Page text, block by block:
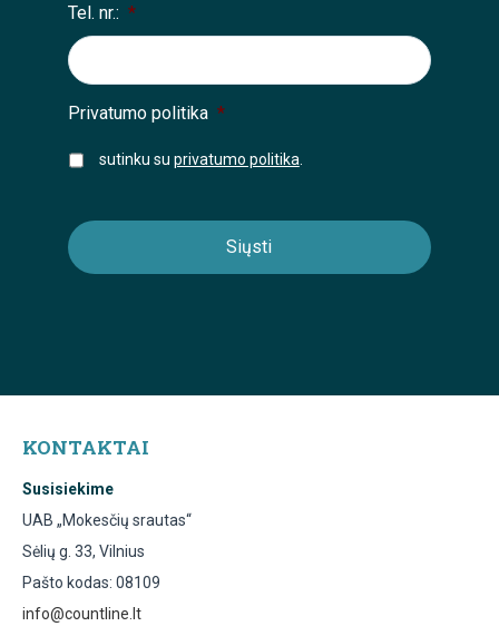
Tel. nr.: *
Privatumo politika *
sutinku su privatumo politika
KONTAKTAI
Susisiekime
UAB „Mokesčių srautas“
Sėlių g. 33, Vilnius
Pašto kodas: 08109
info@countline.lt